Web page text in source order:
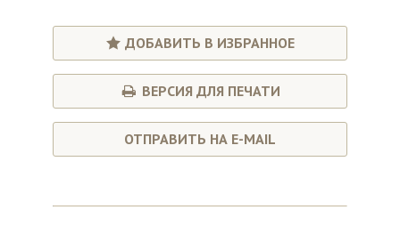
ДОБАВИТЬ В ИЗБРАННОЕ
ВЕРСИЯ ДЛЯ ПЕЧАТИ
ОТПРАВИТЬ НА E-MAIL